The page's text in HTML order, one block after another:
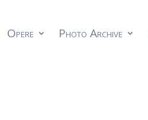
Opere Photo Archive